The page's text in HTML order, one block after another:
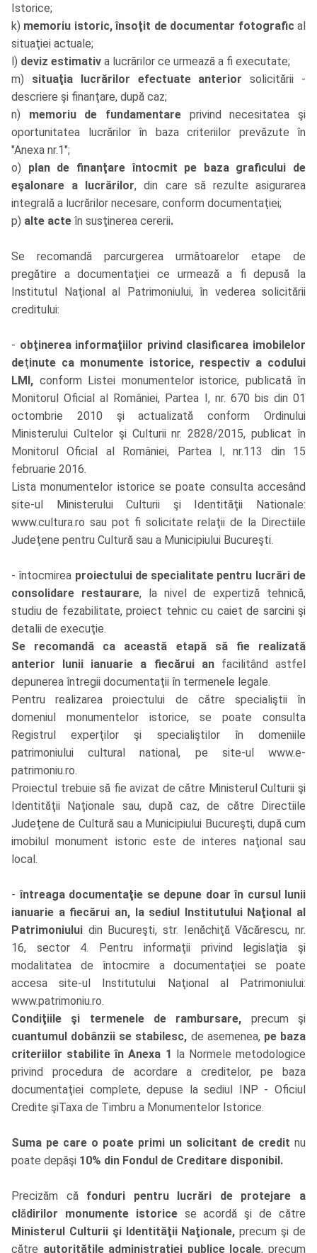
Istorice;
k) memoriu istoric, însoţit de documentar fotografical
situaţiei actuale;
l) deviz estimativ a lucrărilor ce urmează a fi executate;
m) situaţia lucrărilor efectuate anteriorsolicitării -
descriere şi finanţare, după caz;
n) memoriu de fundamentare privind necesitatea şi
oportunitatea lucrărilor în baza criteriilor prevăzute în
"Anexa nr.1";
o) plan de finanţare întocmit pe baza graficului de
eşalonare a lucrărilor, din care să rezulte asigurarea
integrală a lucrărilor necesare, conform documentaţiei;
p) alte acte în susţinerea cererii.
Se recomandă parcurgerea următoarelor etape de
pregătire a documentaţiei ce urmează a fi depusă la
Institutul Naţional al Patrimoniului, în vederea solicitării
creditului:
- obţinerea informaţiilor privind clasificarea imobilelor
deţinute ca monumente istorice, respectiv a codului
LMI, conform Listei monumentelor istorice, publicată în
Monitorul Oficial al României, Partea I, nr. 670 bis din 01
octombrie 2010 şi actualizată conform Ordinului
Ministerului Cultelor şi Culturii nr. 2828/2015, publicat în
Monitorul Oficial al României, Partea I, nr.113 din 15
februarie 2016.
Lista monumentelor istorice se poate consulta accesând
site-ul Ministerului Culturii şi Identităţii Nationale:
www.cultura.ro sau pot fi solicitate relaţii de la Directiile
Judeţene pentru Cultură sau a Municipiului Bucureşti.
- întocmirea proiectului de specialitate pentru lucrări de
consolidare restaurare, la nivel de expertiză tehnică,
studiu de fezabilitate, proiect tehnic cu caiet de sarcini şi
detalii de execuţie.
Se recomandă ca această etapă să fie realizată
anterior lunii ianuarie a fiecărui an facilitând astfel
depunerea întregii documentaţii în termenele legale.
Pentru realizarea proiectului de către specialiştii în
domeniul monumentelor istorice, se poate consulta
Registrul experţilor şi specialiştilor în domeniile
patrimoniului cultural national, pe site-ul www.e-
patrimoniu.ro.
Proiectul trebuie să fie avizat de către Ministerul Culturii şi
Identităţii Naţionale sau, după caz, de către Directiile
Judeţene de Cultură sau a Municipiului Bucureşti, după cum
imobilul monument istoric este de interes naţional sau
local.
-întreaga documentaţie se depune doar în cursul lunii
ianuarie a fiecărui an, la sediul Institutului Naţional al
Patrimoniului din Bucureşti, str. Ienăchiţă Văcărescu, nr.
16, sector 4. Pentru informaţii privind legislaţia şi
modalitatea de întocmire a documentaţiei se poate
accesa site-ul Institutului Naţional al Patrimoniului:
www.patrimoniu.ro.
Condiţiile şi termenele de rambursare, precum şi
cuantumul dobânzii se stabilesc, de asemenea, pe baza
criteriilor stabilite în Anexa 1
la Normele metodologice
privind procedura de acordare a creditelor, pe baza
documentaţiei complete, depuse la sediul INP - Oficiul
Credite şiTaxa de Timbru a Monumentelor Istorice.
Suma pe care o poate primi un solicitant de credit nu
poate depăşi 10% din Fondul de Creditare disponibil.
Precizăm că fonduri pentru lucrări de protejare a
cl ădirilor monumente istorice se acordă şi de către
Ministerul Culturii şi Identităţii Naţionale,precum şi de
către autorităţile administraţiei publice locale, precum